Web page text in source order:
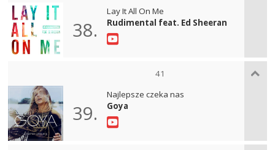
38.
Lay It All On Me
Rudimental feat. Ed Sheeran
41
39.
Najlepsze czeka nas
Goya